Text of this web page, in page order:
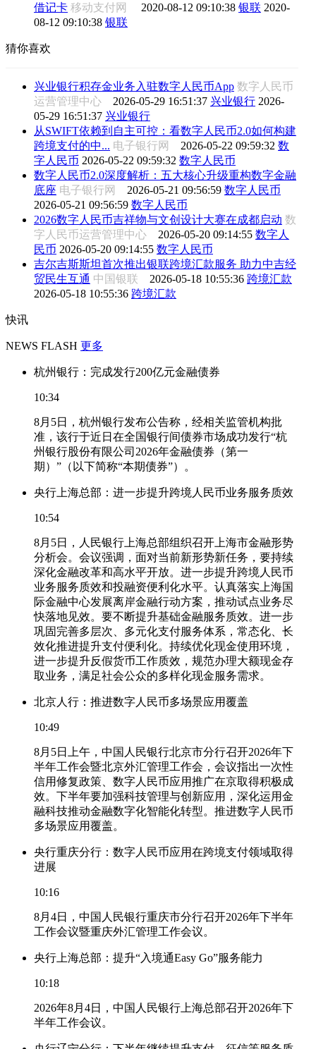
借记卡 移动支付网 2020-08-12 09:10:38 银联 2020-
08-12 09:10:38 银联
猜你喜欢
兴业银行积存金业务入驻数字人民币App 数字人民币
运营管理中心 2026-05-29 16:51:37 兴业银行 2026-
05-29 16:51:37 兴业银行
从SWIFT依赖到自主可控：看数字人民币2.0如何构建
跨境支付的中... 电子银行网 2026-05-22 09:59:32 数
字人民币 2026-05-22 09:59:32 数字人民币
数字人民币2.0深度解析：五大核心升级重构数字金融
底座 电子银行网 2026-05-21 09:56:59 数字人民币
2026-05-21 09:56:59 数字人民币
2026数字人民币吉祥物与文创设计大赛在成都启动 数
字人民币运营管理中心 2026-05-20 09:14:55 数字人
民币 2026-05-20 09:14:55 数字人民币
吉尔吉斯斯坦首次推出银联跨境汇款服务 助力中吉经
贸民生互通 中国银联 2026-05-18 10:55:36 跨境汇款
2026-05-18 10:55:36 跨境汇款
快讯
NEWS FLASH 更多
杭州银行：完成发行200亿元金融债券
10:34
8月5日，杭州银行发布公告称，经相关监管机构批
准，该行于近日在全国银行间债券市场成功发行“杭
州银行股份有限公司2026年金融债券（第一
期）”（以下简称“本期债券”）。
央行上海总部：进一步提升跨境人民币业务服务质效
10:54
8月5日，人民银行上海总部组织召开上海市金融形势
分析会。会议强调，面对当前新形势新任务，要持续
深化金融改革和高水平开放。进一步提升跨境人民币
业务服务质效和投融资便利化水平。认真落实上海国
际金融中心发展离岸金融行动方案，推动试点业务尽
快落地见效。要不断提升基础金融服务质效。进一步
巩固完善多层次、多元化支付服务体系，常态化、长
效化推进提升支付便利化。持续优化现金使用环境，
进一步提升反假货币工作质效，规范办理大额现金存
取业务，满足社会公众的多样化现金服务需求。
北京人行：推进数字人民币多场景应用覆盖
10:49
8月5日上午，中国人民银行北京市分行召开2026年下
半年工作会暨北京外汇管理工作会，会议指出一次性
信用修复政策、数字人民币应用推广在京取得积极成
效。下半年要加强科技管理与创新应用，深化运用金
融科技推动金融数字化智能化转型。推进数字人民币
多场景应用覆盖。
央行重庆分行：数字人民币应用在跨境支付领域取得
进展
10:16
8月4日，中国人民银行重庆市分行召开2026年下半年
工作会议暨重庆外汇管理工作会议。
央行上海总部：提升“入境通Easy Go”服务能力
10:18
2026年8月4日，中国人民银行上海总部召开2026年下
半年工作会议。